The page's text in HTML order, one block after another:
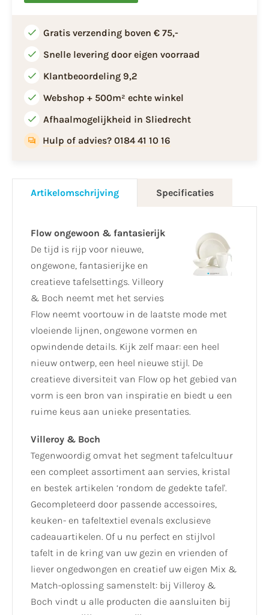
Gratis verzending boven € 75,-
Snelle levering door eigen voorraad
Klantbeoordeling 9,2
Webshop + 500m² echte winkel
Afhaalmogelijkheid in Sliedrecht
Hulp of advies? 0184 41 10 16
Artikelomschrijving Specificaties
Flow ongewoon & fantasierijk
De tijd is rijp voor nieuwe,
ongewone, fantasierijke en
creatieve tafelsettings. Villeory
& Boch neemt met het servies
Flow neemt voortouw in de laatste mode met
vloeiende lijnen, ongewone vormen en
opwindende details. Kijk zelf maar: een heel
nieuw ontwerp, een heel nieuwe stijl. De
creatieve diversiteit van Flow op het gebied van
vorm is een bron van inspiratie en biedt u een
ruime keus aan unieke presentaties.
Villeroy & Boch
Tegenwoordig omvat het segment tafelcultuur
een compleet assortiment aan servies, kristal
en bestek artikelen ‘rondom de gedekte tafel'.
Gecompleteerd door passende accessoires,
keuken- en tafeltextiel evenals exclusieve
cadeauartikelen. Of u nu perfect en stijlvol
tafelt in de kring van uw gezin en vrienden of
liever ongedwongen en creatief uw eigen Mix &
Match-oplossing samenstelt: bij Villeroy &
Boch vindt u alle producten die aansluiten bij